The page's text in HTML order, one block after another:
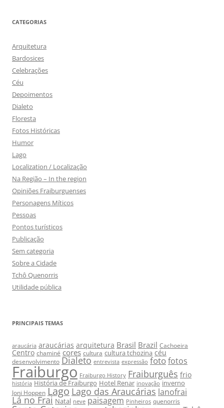
CATEGORIAS
Arquitetura
Bardosices
Celebrações
Céu
Depoimentos
Dialeto
Floresta
Fotos Históricas
Humor
Lago
Localization / Localização
Na Região – In the region
Opiniões Fraiburguenses
Personagens Míticos
Pessoas
Pontos turísticos
Publicação
Sem categoria
Sobre a Cidade
Tchô Quenorris
Utilidade pública
PRINCIPAIS TEMAS
araucária araucárias arquitetura Brasil Brazil Cachoeira
Centro chaminé cores cultura cultura tchozina céu
desenvolvimento Dialeto entrevista expressão fotofotos
Fraiburgo Fraiburgo History Fraiburguês frio
história História de Fraiburgo Hotel Renar inovação inverno
Joni Hoppen Lago Lago das Araucárias lanofrai
Lá no Frai Natal neve paisagem Pinheiros quenorris